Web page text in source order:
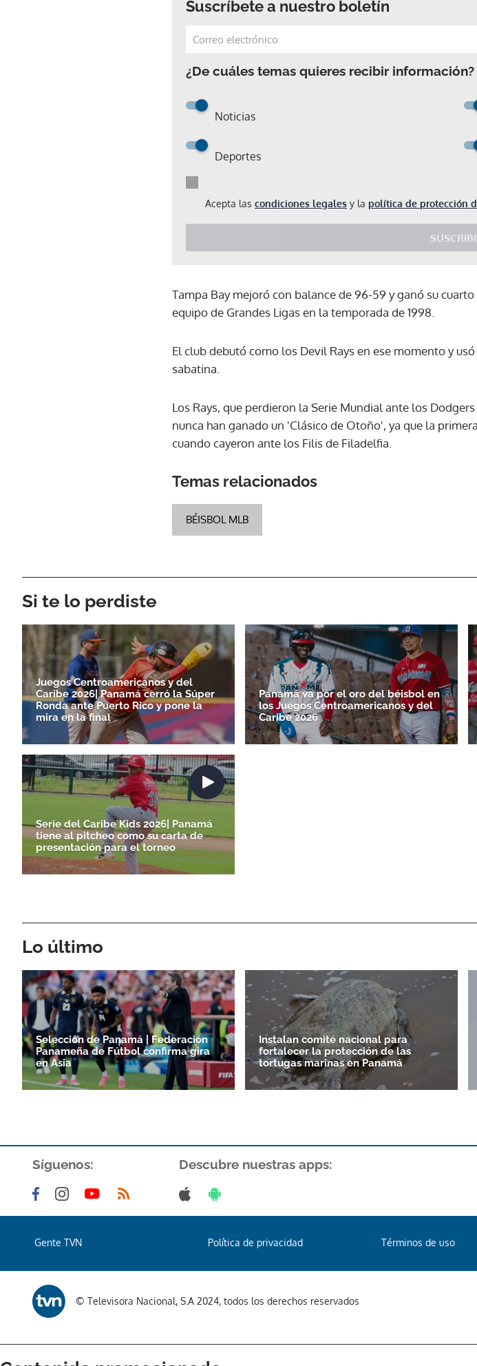
Suscríbete a nuestro boletín
¿De cuáles temas quieres recibir información?
Noticias
Deportes
Acepta las condiciones legales y la política de protección
Gracias por
Tampa Bay mejoró con balance de 96-59 y ganó su
equipo de Grandes Ligas en la temporada de 1998.
El club debutó como los Devil Rays en ese momento y
sabatina.
Los Rays, que perdieron la Serie Mundial ante los
nunca han ganado un 'Clásico de Otoño', ya que la
cuando cayeron ante los Filis de Filadelfia.
Temas relacionados
BÉISBOL MLB
Si te lo perdiste
Juegos Centroamericanos y del
Caribe 2026| Panamá cerró la Súper
Ronda ante Puerto Rico y pone la
mira en la final
Panamá va por el oro del béisbol en
los Juegos Centroamericanos y del
Caribe 2026
Serie del Caribe Kids 2026| Panamá
tiene al pitcheo como su carta de
presentación para el torneo
Lo último
Selección de Panamá | Federación
Panameña de Fútbol confirma gira
en Asia
Instalan comité nacional para
fortalecer la protección de las
tortugas marinas en Panamá
Síguenos: Descubre nuestras apps:
Gente TVN Política de privacidad Términos de uso
© Televisora Nacional, S.A 2024, todos los derechos reservados